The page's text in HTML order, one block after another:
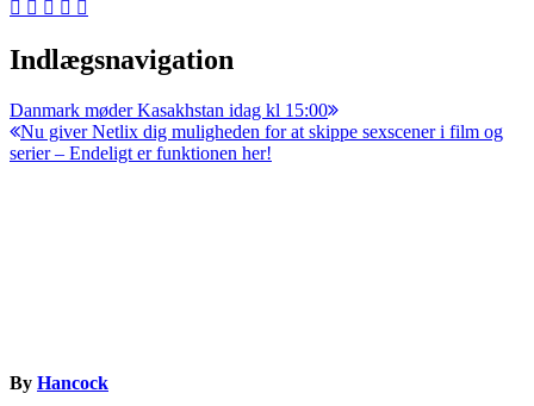
Indlægsnavigation
Danmark møder Kasakhstan idag kl 15:00
Nu giver Netlix dig muligheden for at skippe sexscener i film og
serier – Endeligt er funktionen her!
By Hancock